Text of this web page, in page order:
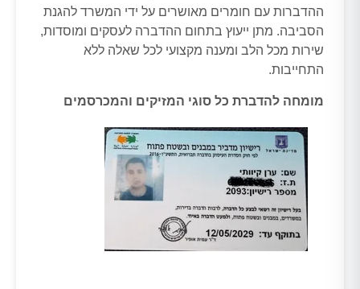
ההדברות עם חומרים מאושרים על ידי המשרד להגנת
הסביבה. מתן ייעוץ בתחום ההדברה לעסקים ומוסדות,
שירות מכל הלב ומענה מקצועי לכל שאלה ללא
התחייבות.
מומחה להדברת כל סוגי המזיקים והמכרסמים